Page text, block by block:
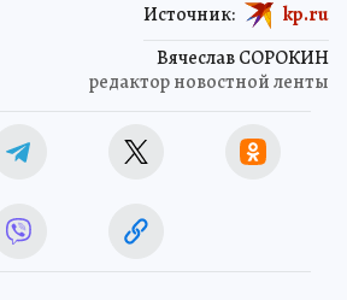
Вячеслав СОРОКИН
редактор новостной ленты
Источник: kp.ru